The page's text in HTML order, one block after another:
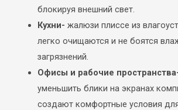
блокируя внешний свет.
Кухни- жалюзи плиссе из
легко очищаются и не боятся
загрязнений.
Офисы и рабочие
уменьшить блики на экранах
создают комфортные условия